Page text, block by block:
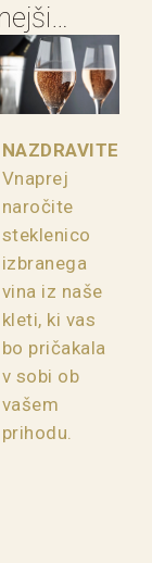
NAZDRAVITE
Vnaprej
naročite
steklenico
izbranega
vina iz naše
kleti, ki vas
bo pričakala
v sobi ob
vašem
prihodu.